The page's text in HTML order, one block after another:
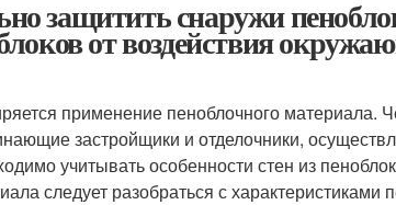
защитить снаружи
от воздействия
применение пеноблочного материала.
застройщики и отделочники,
учитывать особенности стен из
следует разобраться с характеристиками